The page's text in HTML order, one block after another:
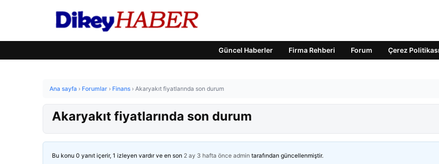
Güncel Haberler Firma Rehberi Forum Çerez Politikası
Ana sayfa › Forumlar › Finans › Akaryakıt fiyatlarında son durum
Akaryakıt fiyatlarında son durum
Bu konu 0 yanıt içerir, 1 izleyen vardır ve en son 2 ay 3 hafta önce admin tarafından güncellenmiştir.